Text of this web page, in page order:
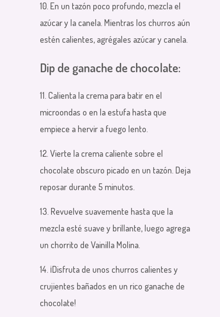
10. En un tazón poco profundo, mezcla el
azúcar y la canela. Mientras los churros aún
estén calientes, agrégales azúcar y canela.
Dip de ganache de chocolate:
11. Calienta la crema para batir en el
microondas o en la estufa hasta que
empiece a hervir a fuego lento.
12. Vierte la crema caliente sobre el
chocolate obscuro picado en un tazón. Deja
reposar durante 5 minutos.
13. Revuelve suavemente hasta que la
mezcla esté suave y brillante, luego agrega
un chorrito de Vainilla Molina.
14. ¡Disfruta de unos churros calientes y
crujientes bañados en un rico ganache de
chocolate!